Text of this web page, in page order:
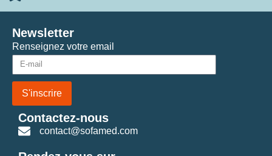
Renseignez votre email
S'inscrire
Newsletter
Contactez-nous
contact@sofamed.com